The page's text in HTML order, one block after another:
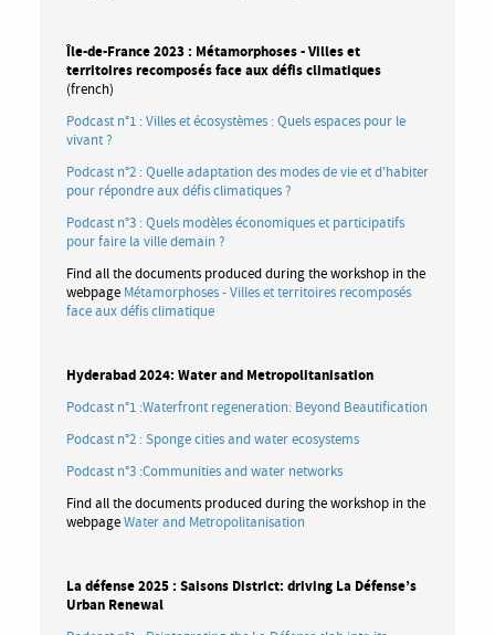
Île-de-France 2023 : Métamorphoses - Villes et
territoires recomposés face aux défis climatiques
(french)
Podcast n°1 : Villes et écosystèmes : Quels espaces pour le
vivant ?
Podcast n°2 : Quelle adaptation des modes de vie et d'habiter
pour répondre aux défis climatiques ?
Podcast n°3 : Quels modèles économiques et participatifs
pour faire la ville demain ?
Find all the documents produced during the workshop in the
webpage Métamorphoses - Villes et territoires recomposés
face aux défis climatique
Hyderabad 2024: Water and Metropolitanisation
Podcast n°1 :Waterfront regeneration: Beyond Beautification
Podcast n°2 : Sponge cities and water ecosystems
Podcast n°3 :Communities and water networks
Find all the documents produced during the workshop in the
webpageWater and Metropolitanisation
La défense 2025 : Saisons District: driving La Défense’s
Urban Renewal